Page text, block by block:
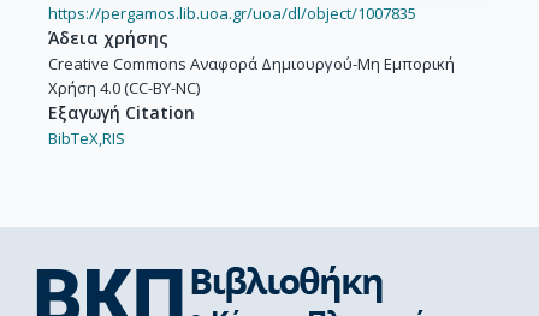
https://pergamos.lib.uoa.gr/uoa/dl/object/1007835
Άδεια χρήσης
Creative Commons Αναφορά Δημιουργού-Μη Εμπορική
Χρήση 4.0 (CC-BY-NC)
Εξαγωγή Citation
BibTeX,RIS